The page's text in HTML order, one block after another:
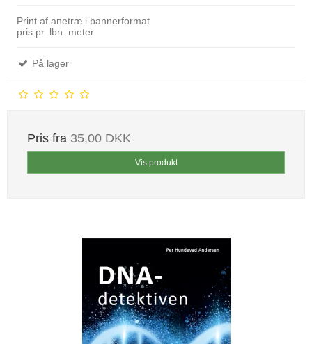
Print af anetræ i bannerformat
pris pr. lbn. meter
På lager
Pris fra 35,00 DKK
Vis produkt